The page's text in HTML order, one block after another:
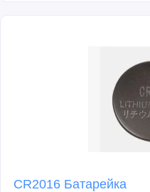
CR2016 Батарейка